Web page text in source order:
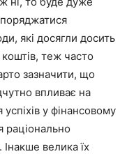
які досягли досить
коштів, теж часто
зазначити, що
впливає на
у фінансовому
раціонально
велика їх